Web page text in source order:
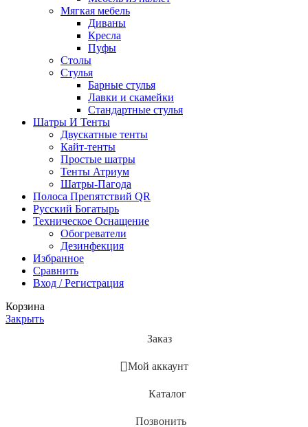
Мягкая мебель
Диваны
Кресла
Пуфы
Столы
Стулья
Барные стулья
Лавки и скамейки
Стандартные стулья
Шатры И Тенты
Двускатные тенты
Кайт-тенты
Простые шатры
Тенты Атриум
Шатры-Пагода
Полоса Препятствий QR
Русский Богатырь
Техническое Оснащение
Обогреватели
Дезинфекция
Избранное
Сравнить
Вход / Регистрация
Корзина
Закрыть
Заказ
Мой аккаунт
Каталог
Позвонить